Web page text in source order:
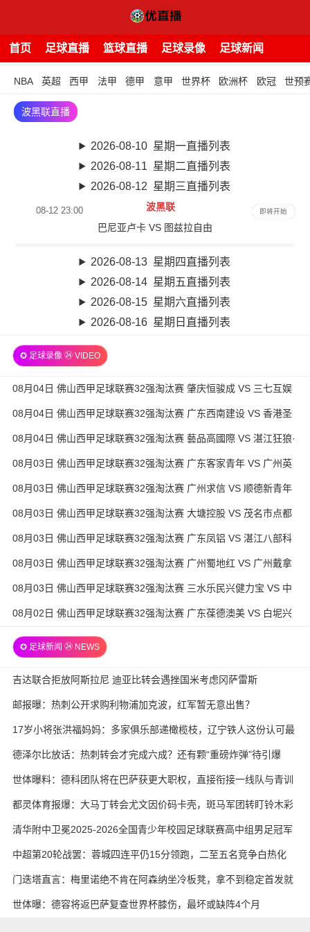
首页 足球直播 篮球直播 足球录像 足球新闻
NBA 英超 西甲 法甲 德甲 意甲 世界杯 欧洲杯 欧冠 世预
波黑联直播
2026-08-10 星期一直播列表
2026-08-11 星期二直播列表
2026-08-12 星期三直播列表
08-12 23:00
波黑联
巴尼亚卢卡 VS 图兹拉自由
即将开始
2026-08-13 星期四直播列表
2026-08-14 星期五直播列表
2026-08-15 星期六直播列表
2026-08-16 星期日直播列表
✪ 足球录像 ㉔ VIDEO
08月04日 佛山西甲足球联赛32强淘汰赛 肇庆恒骏成 VS 三七互娱
全场录像
08月04日 佛山西甲足球联赛32强淘汰赛 广东西南建设 VS 香港圣
徒 全场录像
08月04日 佛山西甲足球联赛32强淘汰赛 藝品高國際 VS 湛江狂狼·
粵辉能源 全场录像
08月03日 佛山西甲足球联赛32强淘汰赛 广东客家青年 VS 广州英
华思力U17 全场录像
08月03日 佛山西甲足球联赛32强淘汰赛 广州求信 VS 顺德新青年
全场录像
08月03日 佛山西甲足球联赛32强淘汰赛 大塘控股 VS 茂名市点都
得 全场录像
08月03日 佛山西甲足球联赛32强淘汰赛 广东凤铝 VS 湛江八部科
技 全场录像
08月03日 佛山西甲足球联赛32强淘汰赛 广州蜀地红 VS 广州戴拿
模 全场录像
08月03日 佛山西甲足球联赛32强淘汰赛 三水乐民兴健力宝 VS 中
国澳门澳科精英 全场录像
08月02日 佛山西甲足球联赛32强淘汰赛 广东葆德澳美 VS 白坭兴
✪ 足球新闻 ㉔ NEWS
吉达联合拒放阿斯拉尼 迪亚比转会遇挫国米考虑冈萨雷斯
邮报曝：热刺公开求购利物浦加克波，红军暂无意出售？
17岁小将张洪福妈妈：多家俱乐部递橄榄枝，辽宁铁人这份认可最
实在
德泽尔比放话：热刺转会才完成六成？还有颗“重磅炸弹”待引爆
世体曝料：德科团队将在巴萨获更大职权，直接衔接一线队与青训
都灵体育报爆：大马丁转会尤文因价码卡壳，斑马军团转盯铃木彩
艳与维卡里奥
清华附中卫冕2025-2026全国青少年校园足球联赛高中组男足冠军
中超第20轮战罢：蓉城四连平仍15分领跑，二至五名竞争白热化
门迭塔直言：梅里诺绝不肯在阿森纳坐冷板凳，拿不到稳定首发就
考虑另寻出路
世体曝：德容将返巴萨复查世界杯膝伤，最坏或缺阵4个月